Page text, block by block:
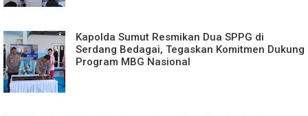
Kapolda Sumut Resmikan Dua SPPG di
Serdang Bedagai, Tegaskan Komitmen Dukung
Program MBG Nasional